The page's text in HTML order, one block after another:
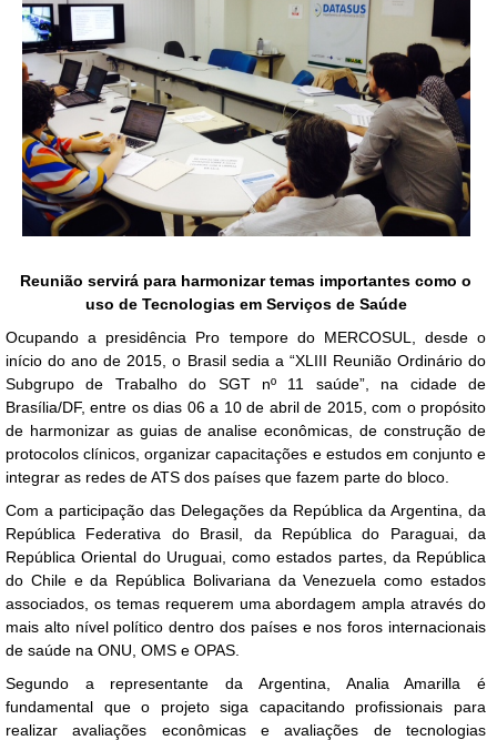
Reunião servirá para harmonizar temas importantes como o
uso de Tecnologias em Serviços de Saúde
Ocupando a presidência Pro tempore do MERCOSUL, desde o
início do ano de 2015, o Brasil sedia a “XLIII Reunião Ordinário do
Subgrupo de Trabalho do SGT nº 11 saúde”, na cidade de
Brasília/DF, entre os dias 06 a 10 de abril de 2015, com o propósito
de harmonizar as guias de analise econômicas, de construção de
protocolos clínicos, organizar capacitações e estudos em conjunto e
integrar as redes de ATS dos países que fazem parte do bloco.
Com a participação das Delegações da República da Argentina, da
República Federativa do Brasil, da República do Paraguai, da
República Oriental do Uruguai, como estados partes, da República
do Chile e da República Bolivariana da Venezuela como estados
associados, os temas requerem uma abordagem ampla através do
mais alto nível político dentro dos países e nos foros internacionais
de saúde na ONU, OMS e OPAS.
Segundo a representante da Argentina, Analia Amarilla é
fundamental que o projeto siga capacitando profissionais para
realizar avaliações econômicas e avaliações de tecnologias